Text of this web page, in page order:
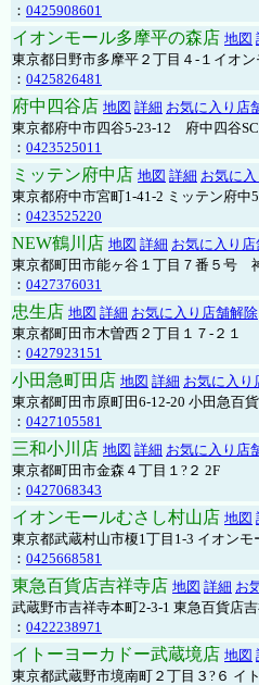
： 0425908601
イオンモール多摩平の森店 地図
東京都日野市多摩平２丁目４-１イオ
： 0425826481
府中四谷店 地図 詳細 お気に入り店
東京都府中市四谷5-23-12 府中四谷
： 0423525011
ミッテン府中店 地図 詳細 お気に
東京都府中市宮町1-41-2 ミッテン府中
： 0423525220
NEW鶴川店 地図 詳細 お気に入り
東京都町田市能ヶ谷１丁目７番５号
： 0427376031
忠生店 地図 詳細 お気に入り店舗解除
東京都町田市木曽西２丁目１７-２１
： 0427923151
小田急町田店 地図 詳細 お気に入り
東京都町田市原町田6-12-20 小田急百
： 0427105581
三和小川店 地図 詳細 お気に入り店
東京都町田市金森４丁目１?２ 2F
： 0427068343
イオンモールむさし村山店 地図
東京都武蔵村山市榎1丁目1-3 イオンモ
： 0425668581
東急百貨店吉祥寺店 地図 詳細 お
武蔵野市吉祥寺本町2-3-1 東急百貨店
： 0422238971
イトーヨーカドー武蔵境店 地図
東京都武蔵野市境南町２丁目３?６ イ